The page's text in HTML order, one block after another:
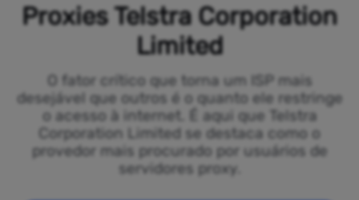
Proxies Telstra Corporation
Limited
O fator crítico que torna um ISP mais
desejável que outros é o quanto ele restringe
o acesso à internet. É aqui que Telstra
Corporation Limited se destaca como o
provedor mais procurado por usuários de
servidores proxy.